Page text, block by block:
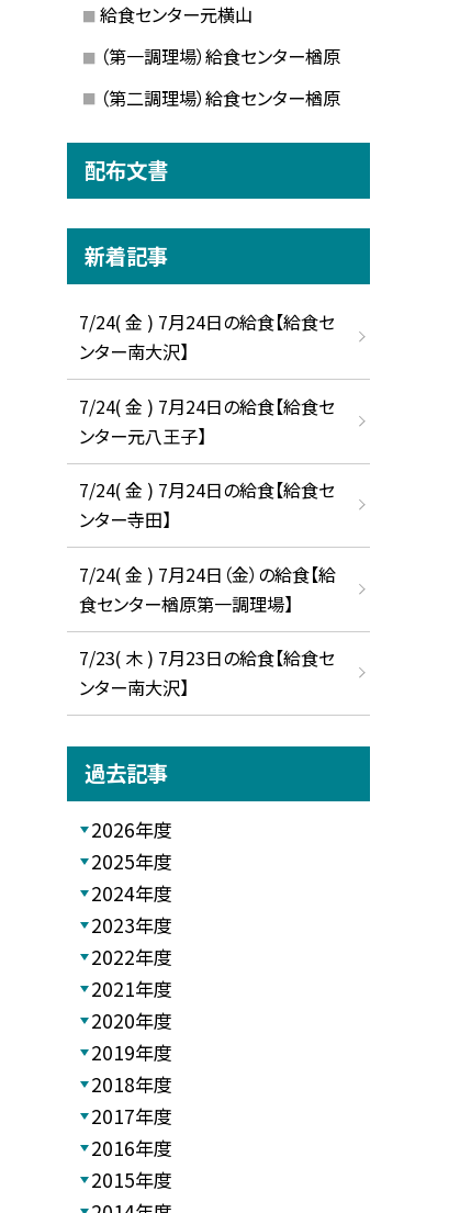
給食センター元横山
（第一調理場）給食センター楢原
（第二調理場）給食センター楢原
配布文書
新着記事
7/24( 金 ) 7月24日の給食【給食セ
ンター南大沢】
7/24( 金 ) 7月24日の給食【給食セ
ンター元八王子】
7/24( 金 ) 7月24日の給食【給食セ
ンター寺田】
7/24( 金 ) 7月24日（金）の給食【給
食センター楢原第一調理場】
7/23( 木 ) 7月23日の給食【給食セ
ンター南大沢】
過去記事
2026年度
2025年度
2024年度
2023年度
2022年度
2021年度
2020年度
2019年度
2018年度
2017年度
2016年度
2015年度